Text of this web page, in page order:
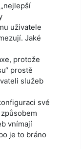
uživatele
Jaké
protože
prostě
služeb
své
vnímají
je to bráno